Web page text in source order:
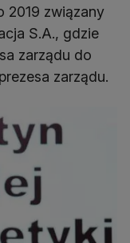
2019 związany
S.A., gdzie
zarządu do
zarządu.